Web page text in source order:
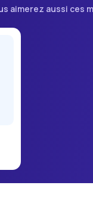
aimerez aussi ces